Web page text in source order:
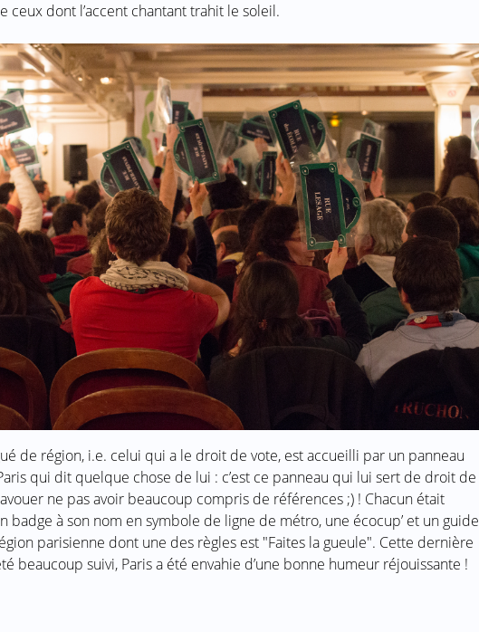
ceux dont l’accent chantant trahit le soleil.
de région, i.e. celui qui a le droit de vote, est accueilli par un panneau
qui dit quelque chose de lui : c’est ce panneau qui lui sert de droit de
ne pas avoir beaucoup compris de références ;) ! Chacun était
badge à son nom en symbole de ligne de métro, une écocup’ et un guide
parisienne dont une des règles est "Faites la gueule". Cette dernière
beaucoup suivi, Paris a été envahie d’une bonne humeur réjouissante !